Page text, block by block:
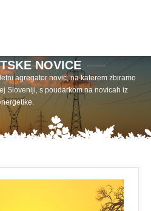
NOVICE
agregator novic, na katerem zbiramo
Sloveniji, s poudarkom na novicah iz